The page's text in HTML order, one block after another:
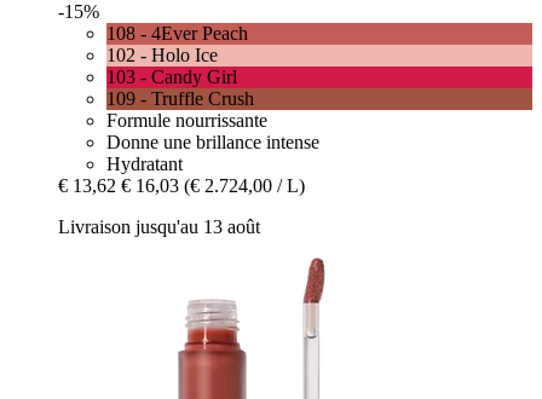
-15%
108 - 4Ever Peach
102 - Holo Ice
103 - Candy Girl
109 - Truffle Crush
Formule nourrissante
Donne une brillance intense
Hydratant
€ 13,62 € 16,03 (€ 2.724,00 / L)
Livraison jusqu'au 13 août